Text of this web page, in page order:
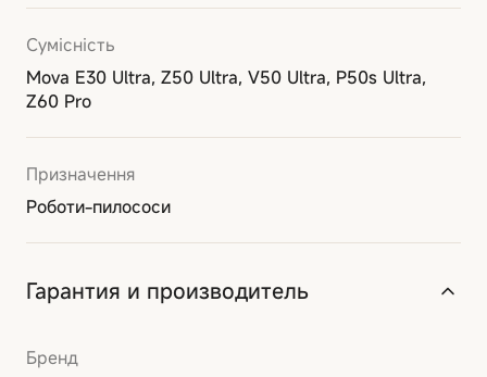
Сумісність
Mova E30 Ultra, Z50 Ultra, V50 Ultra, P50s Ultra,
Z60 Pro
Призначення
Роботи-пилососи
Гарантия и производитель
Бренд